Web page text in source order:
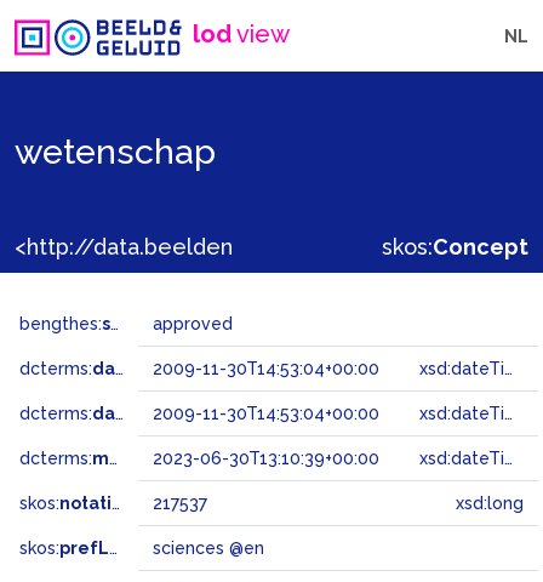
lodview NL
wetenschap
skos:Concept
bengthes:status approved
dcterms:dateAccepted 2009-11-30T14:53:04+00:00 xsd:dateTime
dcterms:dateSubmitted 2009-11-30T14:53:04+00:00 xsd:dateTime
dcterms:modified 2023-06-30T13:10:39+00:00 xsd:dateTime
skos:notation 217537 xsd:long
skos:prefLabel sciences @en